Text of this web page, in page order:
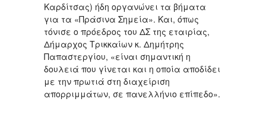
Καρδίτσας) ήδη οργανώνει τα βήματα
για τα «Πράσινα Σημεία». Και, όπως
τόνισε ο πρόεδρος του ΔΣ της εταιρίας,
Δήμαρχος Τρικκαίων κ. Δημήτρης
Παπαστεργίου, «είναι σημαντική η
δουλειά που γίνεται και η οποία αποδίδει
με την πρωτιά στη διαχείριση
απορριμμάτων, σε πανελλήνιο επίπεδο».